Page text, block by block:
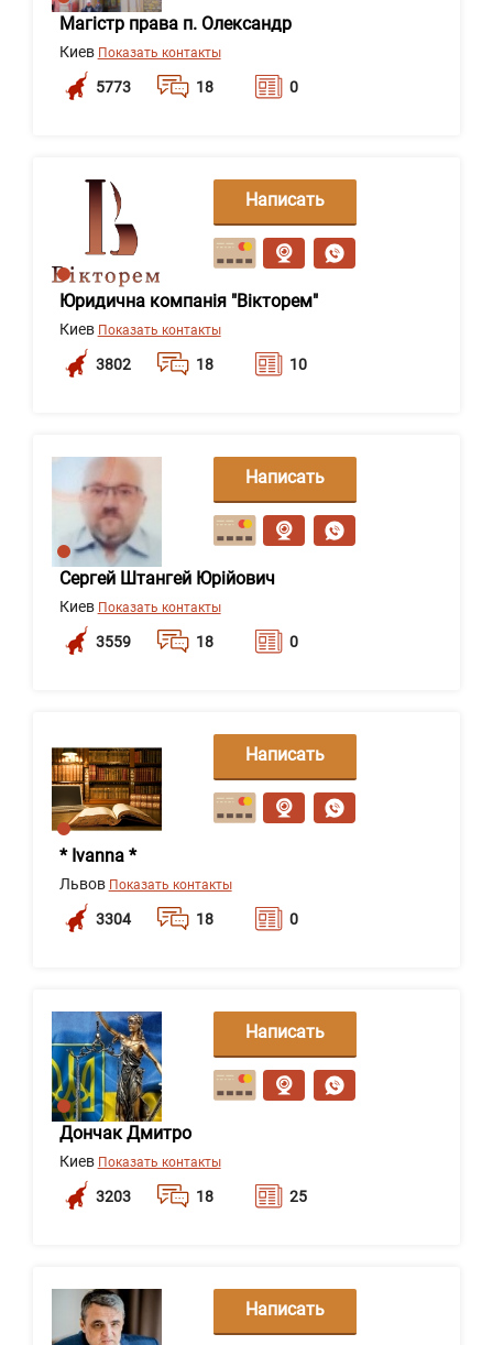
Магістр права п. Олександр
Киев Показать контакты
5773 18 0
Юридична компанія "Вікторем"
Киев Показать контакты
3802 18 10
Написать
сообщение
Сергей Штангей Юрійович
Киев Показать контакты
3559 18 0
Написать
сообщение
* Ivanna *
Львов Показать контакты
3304 18 0
Написать
сообщение
Дончак Дмитро
Киев Показать контакты
3203 18 25
Написать
сообщение
Написать